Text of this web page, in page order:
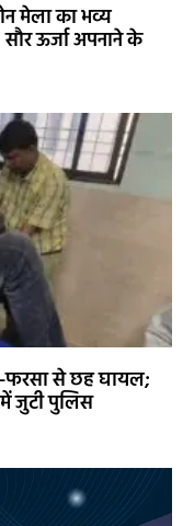
मेला का भव्य
ऊर्जा अपनाने के
फरसा से छह घायल;
जुटी पुलिस